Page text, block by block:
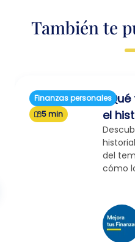
También te
Finanzas personales
5 min
el
del
cómo